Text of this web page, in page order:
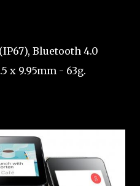
(IP67), Bluetooth 4.0
x 9.95mm - 63g.